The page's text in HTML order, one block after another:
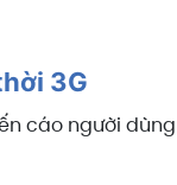
3G
cáo người